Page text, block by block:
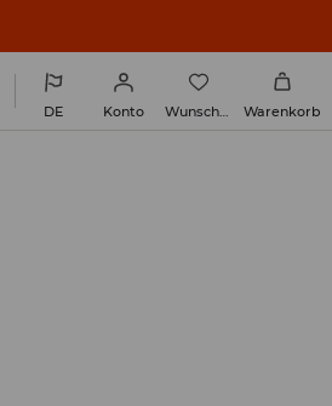
DE Konto Wunschliste Warenkorb